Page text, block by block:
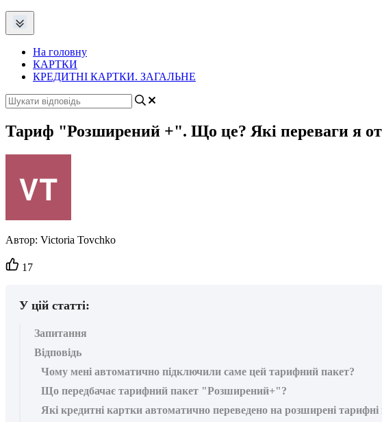
На головну
КАРТКИ
КРЕДИТНІ КАРТКИ. ЗАГАЛЬНЕ
Тариф "Розширений +". Що це? Які переваги я
Автор: Victoria Tovchko
Кількість
вподобайок:
17
У цій статті:
Запитання
Відповідь
Чому мені автоматично підключили саме цей тарифний пакет?
Що передбачає тарифний пакет "Розширений+"?
Які кредитні картки автоматично переведено на розширені тарифні